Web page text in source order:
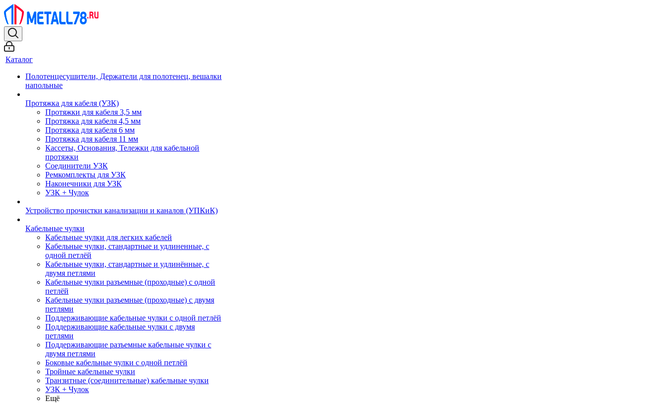
Каталог
Полотенцесушители, Держатели для полотенец, вешалки
напольные
Протяжка для кабеля (УЗК)
Протяжки для кабеля 3,5 мм
Протяжка для кабеля 4,5 мм
Протяжка для кабеля 6 мм
Протяжка для кабеля 11 мм
Кассеты, Основания, Тележки для кабельной
протяжки
Соединители УЗК
Ремкомплекты для УЗК
Наконечники для УЗК
УЗК + Чулок
Устройство прочистки канализации и каналов (УПКиК)
Кабельные чулки
Кабельные чулки для легких кабелей
Кабельные чулки, стандартные и удлиненные, с
одной петлёй
Кабельные чулки, стандартные и удлинённые, с
двумя петлями
Кабельные чулки разъемные (проходные) с одной
петлёй
Кабельные чулки разъемные (проходные) с двумя
петлями
Поддерживающие кабельные чулки с одной петлёй
Поддерживающие кабельные чулки с двумя
петлями
Поддерживающие разъемные кабельные чулки с
двумя петлями
Боковые кабельные чулки с одной петлёй
Тройные кабельные чулки
Транзитные (соединительные) кабельные чулки
УЗК + Чулок
Ещё